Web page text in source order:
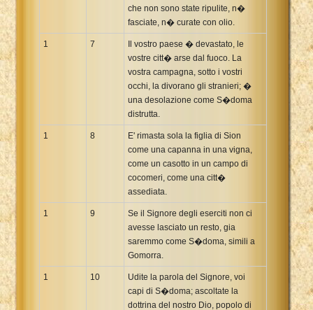
che non sono state ripulite, n�
fasciate, n� curate con olio.
1 7
Il vostro paese � devastato, le
vostre citt� arse dal fuoco. La
vostra campagna, sotto i vostri
occhi, la divorano gli stranieri; �
una desolazione come S�doma
distrutta.
1 8
E' rimasta sola la figlia di Sion
come una capanna in una vigna,
come un casotto in un campo di
cocomeri, come una citt�
assediata.
1 9
Se il Signore degli eserciti non ci
avesse lasciato un resto, gia
saremmo come S�doma, simili a
Gomorra.
1 10
Udite la parola del Signore, voi
capi di S�doma; ascoltate la
dottrina del nostro Dio, popolo di